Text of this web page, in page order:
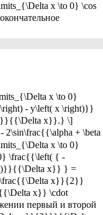
x \to 0} \cos
x \to 0}
- y\left( x \right)}}
x}}.} \]
2\sin\frac{{\alpha + \beta
x \to 0}
\frac{{\left( { -
x}} } =
x}}{2}}
x}} \cdot
первый и второй